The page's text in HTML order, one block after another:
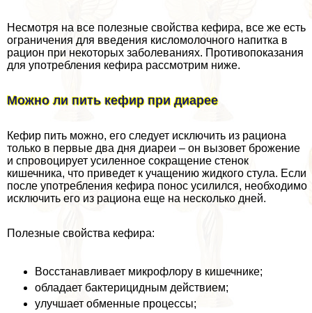
Несмотря на все полезные свойства кефира, все же есть
ограничения для введения кисломолочного напитка в
рацион при некоторых заболеваниях. Противопоказания
для употрeбления кефира рассмотрим ниже.
Можно ли пить кефир при диарее
Кефир пить можно, его следует исключить из рациона
только в первые два дня диареи – он вызовет брожение
и спровоцирует усиленное сокращение стенок
кишечника, что приведет к учащению жидкого стула. Если
после употрeбления кефира понос усилился, необходимо
исключить его из рациона еще на несколько дней.
Полезные свойства кефира:
Восстанавливает микрофлору в кишечнике;
обладает бактерицидным действием;
улучшает обменные процессы;